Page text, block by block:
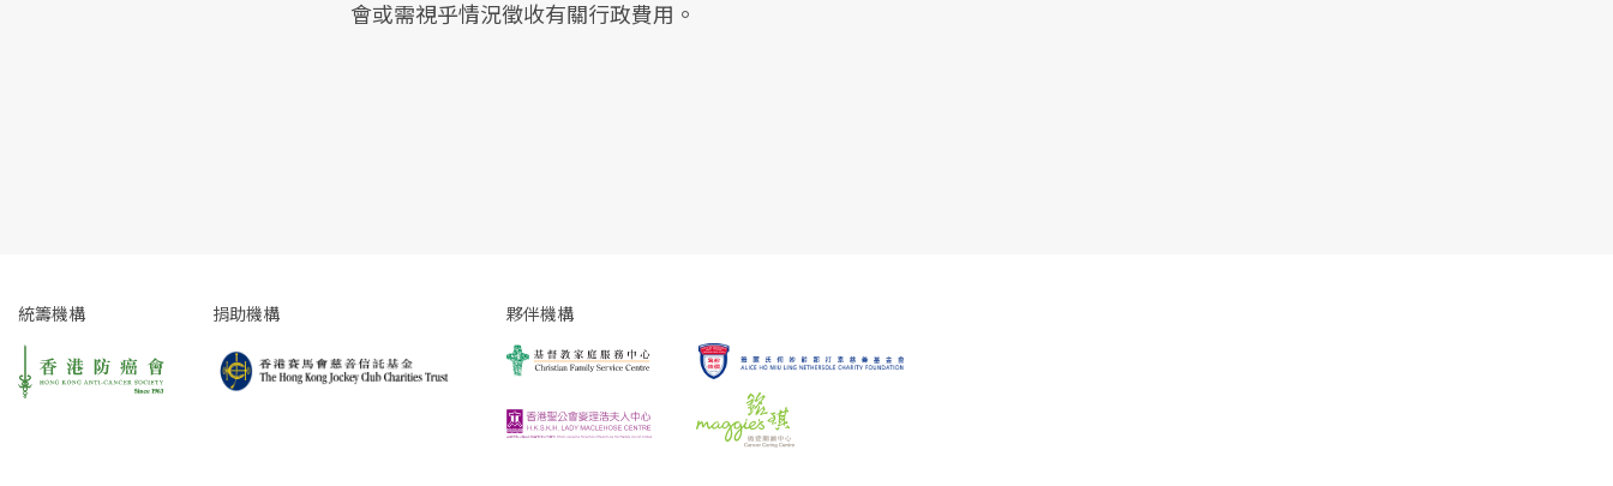
會或需視乎情況徵收有關行政費用。
統籌機構 捐助機構 夥伴機構